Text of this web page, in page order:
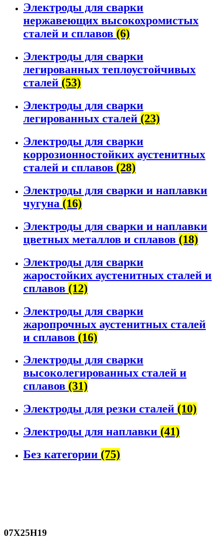
Электроды для сварки
нержавеющих высокохромистых
сталей и сплавов (6)
Электроды для сварки
легированных теплоустойчивых
сталей (53)
Электроды для сварки
легированных сталей (23)
Электроды для сварки
коррозионностойких аустенитных
сталей и сплавов (28)
Электроды для сварки и наплавки
чугуна (16)
Электроды для сварки и наплавки
цветных металлов и сплавов (18)
Электроды для сварки
жаростойких аустенитных сталей и
сплавов (12)
Электроды для сварки
жаропрочных аустенитных сталей
и сплавов (16)
Электроды для сварки
высоколегированных сталей и
сплавов (31)
Электроды для резки сталей (10)
Электроды для наплавки (41)
Без категории (75)
07Х25Н19